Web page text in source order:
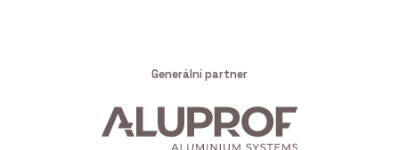
Generální partner